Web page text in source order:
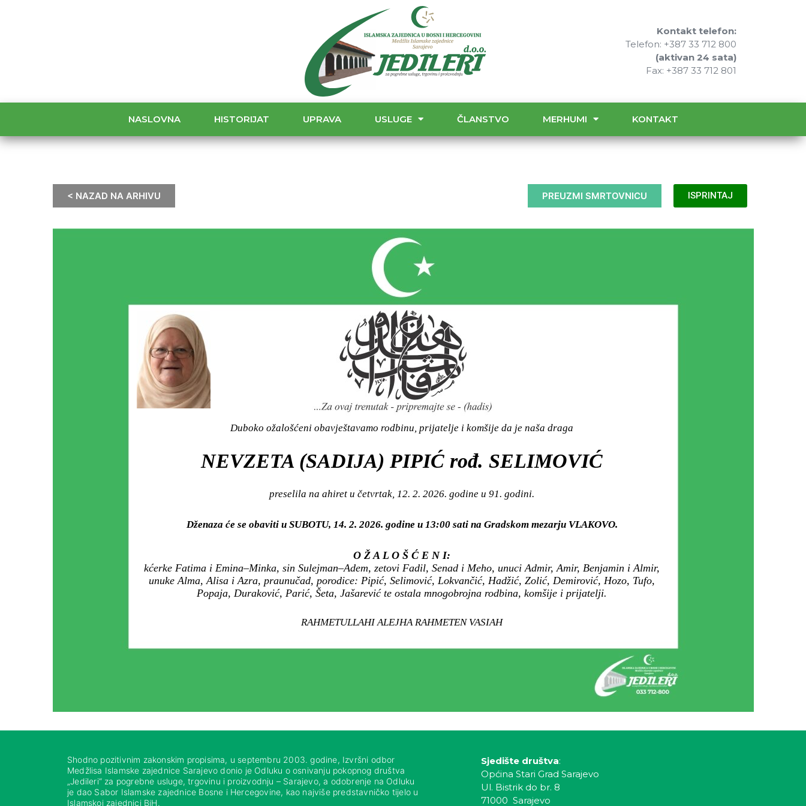
Kontakt telefon:
Telefon: +387 33 712 800
(aktivan 24 sata)
Fax: +387 33 712 801
NASLOVNA HISTORIJAT UPRAVA USLUGE ČLANSTVO MERHUMI KONTAKT
< NAZAD NA ARHIVU PREUZMI SMRTOVNICU ISPRINTAJ
Duboko ožalošćeni obavještavamo rodbinu, prijatelje i komšije da je naša draga
NEVZETA (SADIJA) PIPIĆ rođ. SELIMOVIĆ
preselila na ahiret u četvrtak, 12. 2. 2026. godine u 91. godini.
Dženaza će se obaviti u SUBOTU, 14. 2. 2026. godine u 13:00 sati na Gradskom mezarju VLAKOVO.
O Ž A L O Š Ć E N I:
kćerke Fatima i Emina–Minka, sin Sulejman–Adem, zetovi Fadil, Senad i Meho, unuci Admir, Amir, Benjamin i Almir,
unuke Alma, Alisa i Azra, praunučad, porodice: Pipić, Selimović, Lokvančić, Hadžić, Zolić, Demirović, Hozo, Tufo,
Popaja, Duraković, Parić, Šeta, Jašarević te ostala mnogobrojna rodbina, komšije i prijatelji.
RAHMETULLAHI ALEJHA RAHMETEN VASIAH
Shodno pozitivnim zakonskim propisima, u septembru 2003. godine, Izvršni odbor
Medžlisa Islamske zajednice Sarajevo donio je Odluku o osnivanju pokopnog društva
„Jedileri“ za pogrebne usluge, trgovinu i proizvodnju – Sarajevo, a odobrenje na Odluku
je dao Sabor Islamske zajednice Bosne i Hercegovine, kao najviše predstavničko tijelo u
Islamskoj zajednici BiH.
Sjedište društva:
Općina Stari Grad Sarajevo
Ul. Bistrik do br. 8
71000 Sarajevo